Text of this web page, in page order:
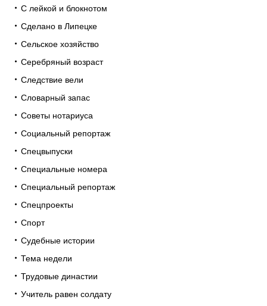
С лейкой и блокнотом
Сделано в Липецке
Сельское хозяйство
Серебряный возраст
Следствие вели
Словарный запас
Советы нотариуса
Социальный репортаж
Спецвыпуски
Специальные номера
Специальный репортаж
Спецпроекты
Спорт
Судебные истории
Тема недели
Трудовые династии
Учитель равен солдату